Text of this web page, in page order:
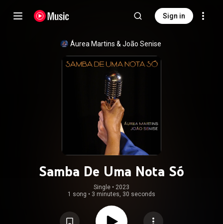
Sign in
Áurea Martins & João Senise
Samba De Uma Nota Só
Single • 2023
1 song • 3 minutes, 30 seconds